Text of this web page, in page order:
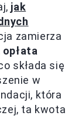
jak
zamierza
opłata
składa się
w
która
ta kwota